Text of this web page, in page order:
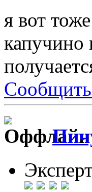
я вот
капучино